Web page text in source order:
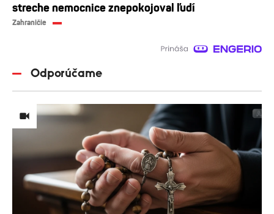
streche nemocnice znepokojoval ľudí
Zahraničie
Odporúčame